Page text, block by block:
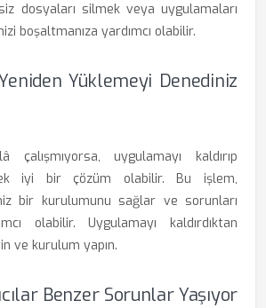
dosyaları silmek veya uygulamaları
boşaltmanıza yardımcı olabilir.
Yüklemeyi Denediniz
çalışmıyorsa, uygulamayı kaldırıp
iyi bir çözüm olabilir. Bu işlem,
bir kurulumunu sağlar ve sorunları
olabilir. Uygulamayı kaldırdıktan
ve kurulum yapın.
Benzer Sorunlar Yaşıyor